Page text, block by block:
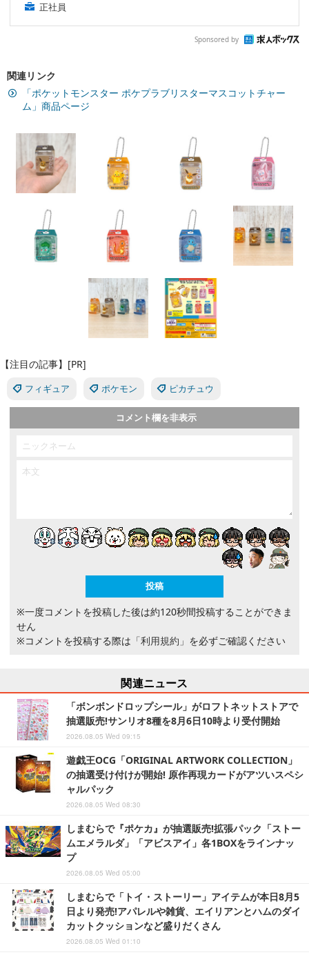
正社員
Sponsored by
関連リンク
「ポケットモンスター ポケプラブリスターマスコットチャー
ム」商品ページ
【注目の記事】[PR]
フィギュア ポケモン ピカチュウ
コメント欄を非表示
※一度コメントを投稿した後は約120秒間投稿することができま
せん
※コメントを投稿する際は 「利用規約」 を必ずご確認ください
関連ニュース
「ボンボンドロップシール」がロフトネットストアで
抽選販売!サンリオ8種を8月6日10時より受付開始
2026.08.05 Wed 09:15
遊戯王OCG「ORIGINAL ARTWORK COLLECTION」
の抽選受け付けが開始! 原作再現カードがアツいスペシ
ャルパック
2026.08.05 Wed 08:30
しまむらで『ポケカ』が抽選販売!拡張パック「ストー
ムエメラルダ」「アビスアイ」各1BOXをラインナッ
プ
2026.08.05 Wed 05:00
しまむらで「トイ・ストーリー」アイテムが本日8月5
日より発売!アパレルや雑貨、エイリアンとハムのダイ
カットクッションなど盛りだくさん
2026.08.05 Wed 01:10